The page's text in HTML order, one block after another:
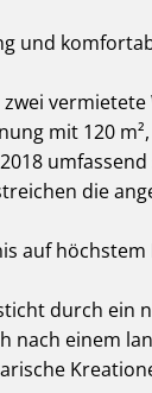
und
mit 120
die
auf höchstem
durch ein
nach einem